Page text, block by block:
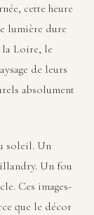
cette heure
lumière dure
la Loire, le
de leurs
absolument
soleil. Un
Un fou
Ces images-
que le décor